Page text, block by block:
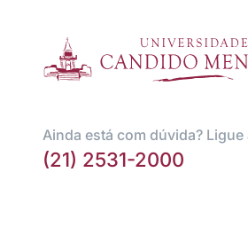
Ainda está com dúvida? Ligue
(21) 2531-2000